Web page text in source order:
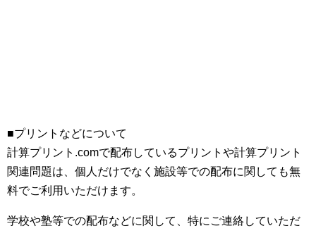
■プリントなどについて
計算プリント.comで配布しているプリントや計算プリント
関連問題は、個人だけでなく施設等での配布に関しても無
料でご利用いただけます。
学校や塾等での配布などに関して、特にご連絡していただ